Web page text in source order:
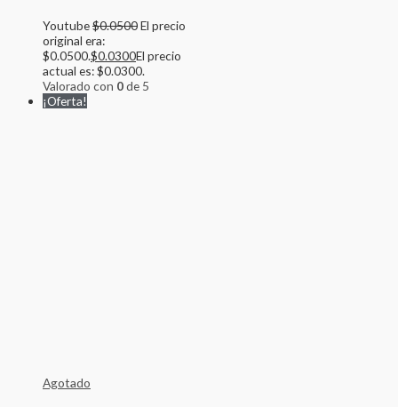
Youtube$0.0500El precio
original era:
$0.0500.$0.0300El precio
actual es: $0.0300.
Valorado con 0de 5
¡Oferta!
Agotado